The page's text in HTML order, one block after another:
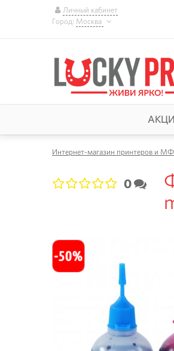
Личный кабинет
Город: Москва
Интернет-магазин принтеров и
0